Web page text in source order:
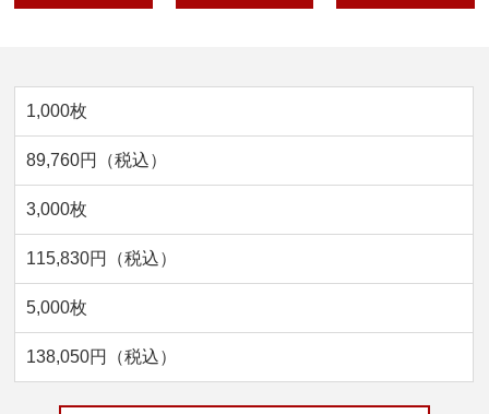
1,000枚
89,760円（税込）
3,000枚
115,830円（税込）
5,000枚
138,050円（税込）